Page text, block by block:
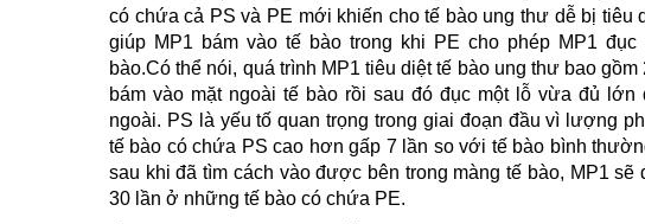
có chứa cả PS và PE mới khiến cho tế bào ung thư dễ bị tiêu
giúp MP1 bám vào tế bào trong khi PE cho phép MP1
bào.Có thể nói, quá trình MP1 tiêu diệt tế bào ung thư bao
bám vào mặt ngoài tế bào rồi sau đó đục một lỗ vừa đủ lớn
ngoài. PS là yếu tố quan trọng trong giai đoạn đầu vì lượng
tế bào có chứa PS cao hơn gấp 7 lần so với tế bào bình
sau khi đã tìm cách vào được bên trong màng tế bào, MP1
30 lần ở những tế bào có chứa PE.